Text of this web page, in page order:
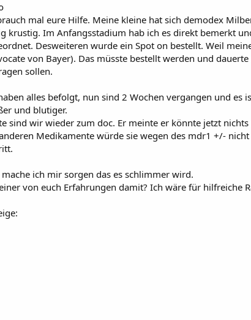
mal eure Hilfe. Meine kleine hat sich demodex
krustig. Im Anfangsstadium hab ich es direkt bemerkt
Desweiteren wurde ein Spot on bestellt. Weil
von Bayer). Das müsste bestellt werden und
sollen.
alles befolgt, nun sind 2 Wochen vergangen und es
und blutiger.
sind wir wieder zum doc. Er meinte er könnte jetzt
Medikamente würde sie wegen des mdr1 +/-
mache ich mir sorgen das es schlimmer wird.
von euch Erfahrungen damit? Ich wäre für hilfreiche